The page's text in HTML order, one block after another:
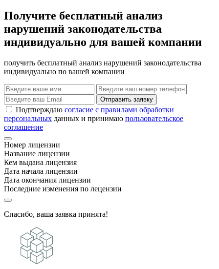
Получите бесплатный анализ
нарушений законодательства
индивидуально для вашей компании
получить бесплатный анализ нарушений законодательства
индивидуально по вашей компании
Отправить заявку
Подтверждаю согласие с правилами обработки
персональных данных и принимаю пользовательское
соглашение
Номер лицензии
Название лицензии
Кем выдана лицензия
Дата начала лицензии
Дата окончания лицензии
Последние изменения по лецензии
Спасибо, ваша заявка принята!